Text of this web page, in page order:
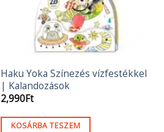
Haku Yoka Színezés vízfestékkel
| Kalandozások
2,990Ft
KOSÁRBA TESZEM